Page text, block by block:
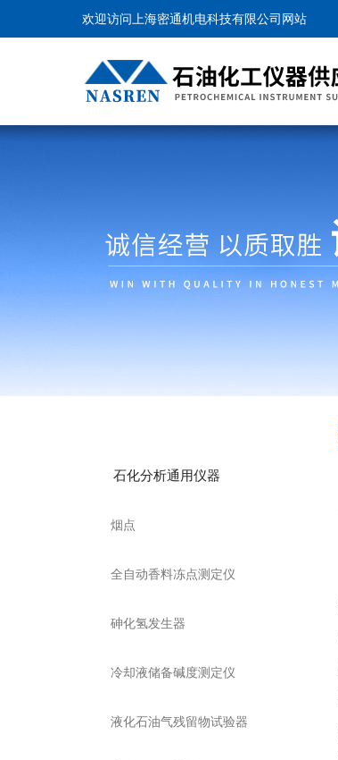
欢迎访问上海密通机电科技有限公司网站
石化分析通用仪器
烟点
全自动香料冻点测定仪
砷化氢发生器
冷却液储备碱度测定仪
液化石油气残留物试验器